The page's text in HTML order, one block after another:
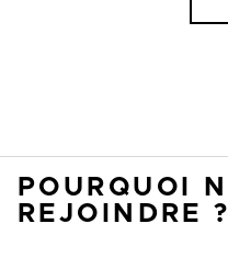
POURQUOI
REJOINDRE ?